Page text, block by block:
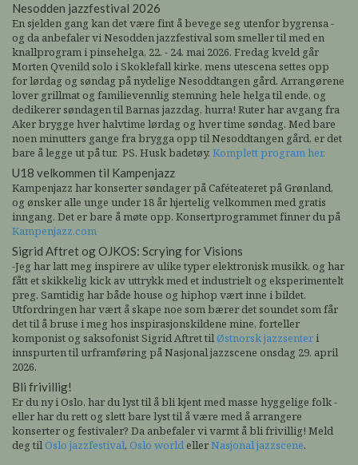
Nesodden jazzfestival 2026
En sjelden gang kan det være fint å bevege seg utenfor bygrensa -
og da anbefaler vi Nesodden jazzfestival som smeller til med en
knallprogram i pinsehelga, 22. - 24. mai 2026. Fredag kveld går
Morten Qvenild solo i Skoklefall kirke, mens utescena settes opp
for lørdag og søndag på nydelige Nesoddtangen gård. Arrangørene
lover grillmat og familievennlig stemning hele helga til ende, og
dedikerer søndagen til Barnas jazzdag, hurra! Ruter har avgang fra
Aker brygge hver halvtime lørdag og hver time søndag. Med bare
noen minutters gange fra brygga opp til Nesoddtangen gård, er det
bare å legge ut på tur. PS. Husk badetøy.Komplett program her.
U18 velkommen til Kampenjazz
Kampenjazz har konserter søndager på Caféteateret på Grønland,
og ønsker alle unge under 18 år hjertelig velkommen med gratis
inngang. Det er bare å møte opp. Konsertprogrammet finner du på
Kampenjazz.com
Sigrid Aftret og OJKOS: Scrying for Visions
-Jeghar latt meg inspirere av ulike typer elektronisk musikk, og har
fått et skikkelig kick av uttrykk med et industrielt og eksperimentelt
preg. Samtidig har både house og hiphop vært inne i bildet.
Utfordringen har vært å skape noe som bærer det soundet som får
det til å bruse i meg hos inspirasjonskildene mine, forteller
komponist og saksofonist Sigrid Aftret tilØstnorsk jazzsenteri
innspurten til urframføring på Nasjonal jazzscene onsdag 29. april
2026.
Bli frivillig!
Er du ny i Oslo, har du lyst til å bli kjent med masse hyggelige folk -
eller har du rett og slett bare lyst til å være med å arrangere
konserter og festivaler? Da anbefaler vi varmt å bli frivillig! Meld
deg tilOslo jazzfestival, Oslo worldellerNasjonal jazzscene.